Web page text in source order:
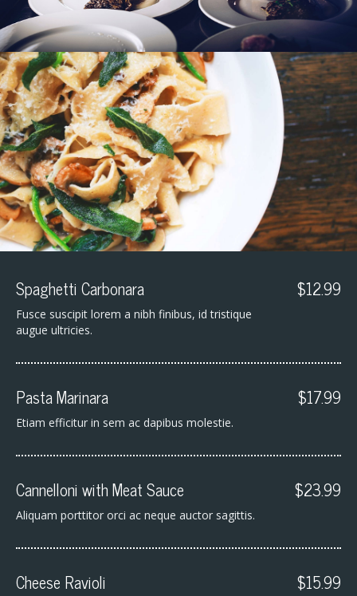
Spaghetti Carbonara
Fusce suscipit lorem a nibh finibus, id tristique
augue ultricies.
$12.99
Pasta Marinara
Etiam efficitur in sem ac dapibus molestie.
$17.99
Cannelloni with Meat Sauce
Aliquam porttitor orci ac neque auctor sagittis.
$23.99
Cheese Ravioli $15.99